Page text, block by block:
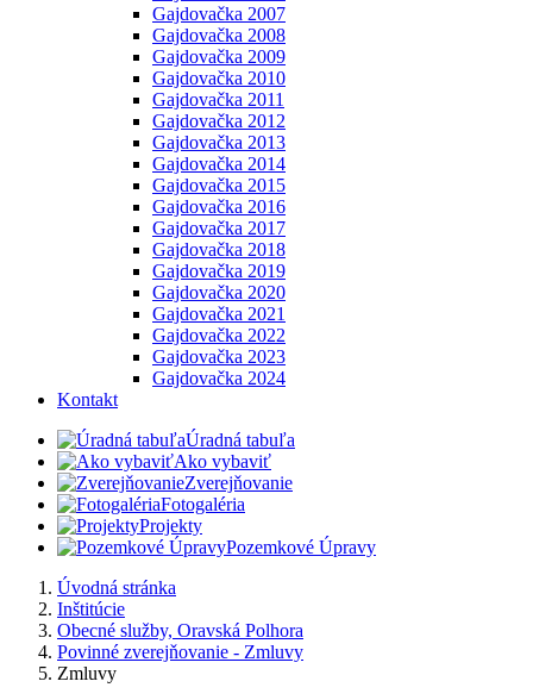
Gajdovačka 2007
Gajdovačka 2008
Gajdovačka 2009
Gajdovačka 2010
Gajdovačka 2011
Gajdovačka 2012
Gajdovačka 2013
Gajdovačka 2014
Gajdovačka 2015
Gajdovačka 2016
Gajdovačka 2017
Gajdovačka 2018
Gajdovačka 2019
Gajdovačka 2020
Gajdovačka 2021
Gajdovačka 2022
Gajdovačka 2023
Gajdovačka 2024
Kontakt
Úradná tabuľa
Ako vybaviť
Zverejňovanie
Fotogaléria
Projekty
Pozemkové Úpravy
Úvodná stránka
Inštitúcie
Obecné služby, Oravská Polhora
Povinné zverejňovanie - Zmluvy
Zmluvy